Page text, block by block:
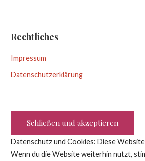
Rechtliches
Impressum
Datenschutzerklärung
Datenschutz und Cookies: Diese
Wenn du die Website weiterhin nutzt,